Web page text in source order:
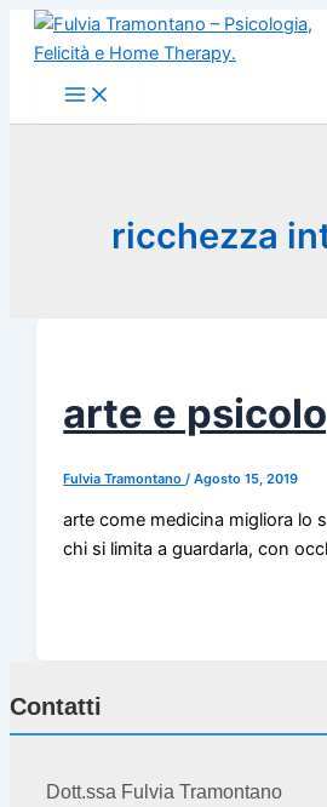
ricchezza
arte e
Fulvia Tramontano/Agosto 15, 2019
arte come medicina migliora lo
chi si limita a guardarla, con
Contatti
Dott.ssa Fulvia Tramontano